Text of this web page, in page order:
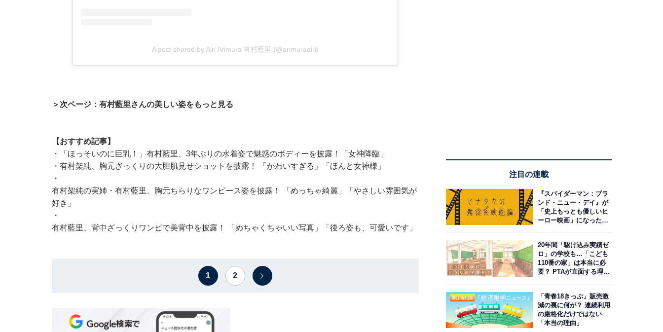
A post shared by Airi Arimura 有村藍里 (@arimuraairi)
＞次ページ：有村藍里さんの美しい姿をもっと見る
【おすすめ記事】
・
「ほっそいのに巨乳！」有村藍里、3年ぶりの水着姿で魅惑のボディーを披露！「女神降臨」
・ 有村架純、胸元ざっくりの大胆肌見せショットを披露！ 「かわいすぎる」「ほんと女神様」
・
有村架純の実姉・有村藍里、胸元ちらりなワンピース姿を披露！ 「めっちゃ綺麗」「やさしい雰囲気が
好き」
・
有村藍里、背中ざっくりワンピで美背中を披露！ 「めちゃくちゃいい写真」「後ろ姿も、可愛いです」
1 2
注目の連載
『スパイダーマン：ブラ
ンド・ニュー・デイ』が
「史上もっとも優しいヒ
ーロー映画」になった理
20年間「駆け込み実績ゼ
ロ」の学校も…「こども
110番の家」は本当に必
要？ PTAが直面する理想
「青春18きっぷ」販売激
減の裏に何が？ 連続利用
の厳格化だけではない
「本当の理由」